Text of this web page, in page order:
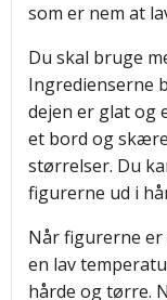
som er nem at
Du skal bruge
Ingredienserne
dejen er glat og
et bord og
størrelser. Du
figurerne ud i
Når figurerne er
en lav
hårde og tørre.